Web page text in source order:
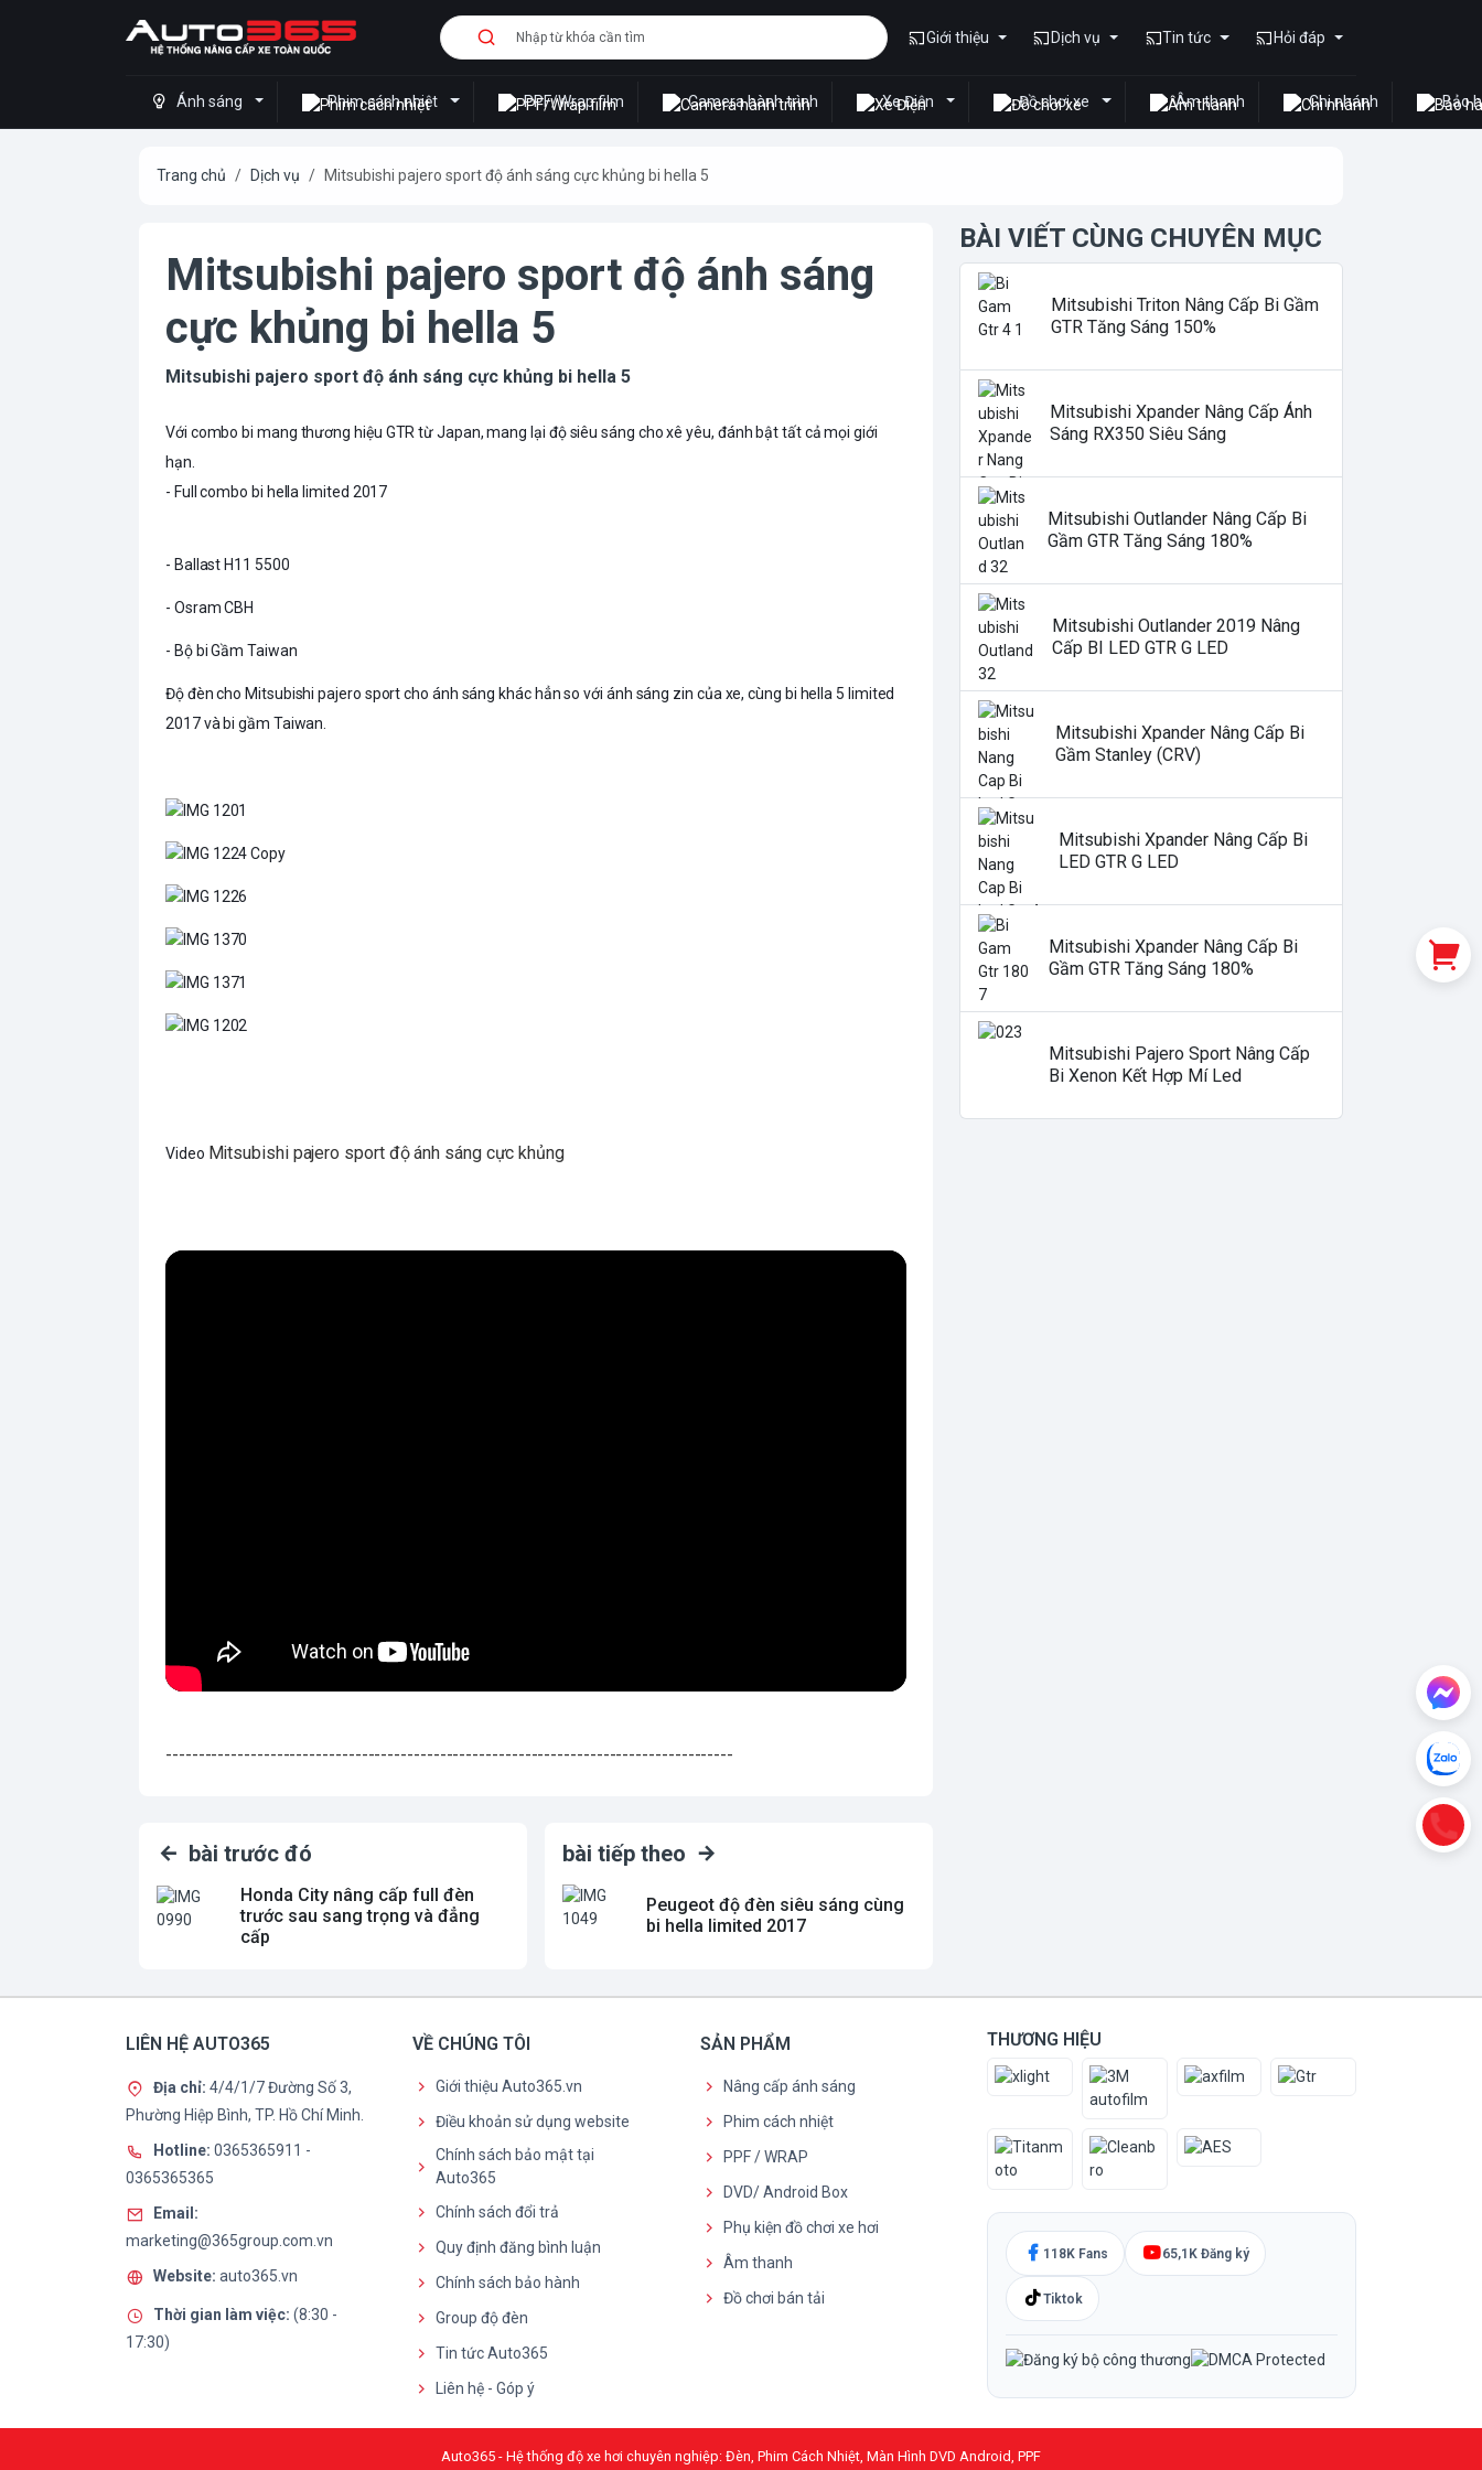
Giới thiệu Dịch vụ Tin tức Hỏi đáp
Ánh sáng Phim cách nhiệt PPF/Wrap film Camera hành trình Xe Điện Đồ chơi xe Âm thanh Chi nhánh Bảo
Trang chủ Dịch vụ Mitsubishi pajero sport độ ánh sáng cực khủng bi hella 5
Mitsubishi pajero sport độ ánh sáng
cực khủng bi hella 5
Mitsubishi pajero sport độ ánh sáng cực khủng bi hella 5
Với combo bi mang thương hiệu GTR từ Japan, mang lại độ siêu sáng cho xê yêu, đánh bật tất cả mọi giới
hạn.
- Full combo bi hella limited 2017
- Ballast H11 5500
- Osram CBH
- Bộ bi Gầm Taiwan
Độ đèn cho Mitsubishi pajero sport cho ánh sáng khác hẳn so với ánh sáng zin của xe, cùng bi hella 5 limited
2017 và bi gầm Taiwan.
Video Mitsubishi pajero sport độ ánh sáng cực khủng
---------------------------------------------------------------------------------------
bài trước đó
Honda City nâng cấp full đèn
trước sau sang trọng và đẳng
cấp
bài tiếp theo
Peugeot độ đèn siêu sáng cùng
bi hella limited 2017
BÀI VIẾT CÙNG CHUYÊN MỤC
Mitsubishi Triton Nâng Cấp Bi Gầm
GTR Tăng Sáng 150%
Mitsubishi Xpander Nâng Cấp Ánh
Sáng RX350 Siêu Sáng
Mitsubishi Outlander Nâng Cấp Bi
Gầm GTR Tăng Sáng 180%
Mitsubishi Outlander 2019 Nâng
Cấp BI LED GTR G LED
Mitsubishi Xpander Nâng Cấp Bi
Gầm Stanley (CRV)
Mitsubishi Xpander Nâng Cấp Bi
LED GTR G LED
Mitsubishi Xpander Nâng Cấp Bi
Gầm GTR Tăng Sáng 180%
Mitsubishi Pajero Sport Nâng Cấp
Bi Xenon Kết Hợp Mí Led
LIÊN HỆ AUTO365
Địa chỉ: 4/4/1/7 Đường Số 3,
Phường Hiệp Bình, TP. Hồ Chí Minh.
Hotline: 0365365911 -
0365365365
Email:
marketing@365group.com.vn
Website: auto365.vn
Thời gian làm việc: (8:30 -
17:30)
VỀ CHÚNG TÔI
Giới thiệu Auto365.vn
Điều khoản sử dụng website
Chính sách bảo mật tại
Auto365
Chính sách đổi trả
Quy định đăng bình luận
Chính sách bảo hành
Group độ đèn
Tin tức Auto365
Liên hệ - Góp ý
SẢN PHẨM
Nâng cấp ánh sáng
Phim cách nhiệt
PPF / WRAP
DVD/ Android Box
Phụ kiện đồ chơi xe hơi
Âm thanh
Đồ chơi bán tải
THƯƠNG HIỆU
118K Fans 65,1K Đăng ký
Tiktok
Auto365 - Hệ thống độ xe hơi chuyên nghiệp: Đèn, Phim Cách Nhiệt, Màn Hình DVD Android, PPF